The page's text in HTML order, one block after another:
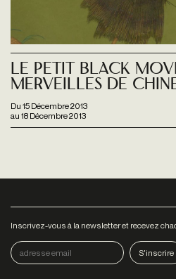
Du 15 Décembre 2013
au 18 Décembre 2013
Le Petit Black
Merveilles De
Inscrivez-vous à la newsletter et recevez